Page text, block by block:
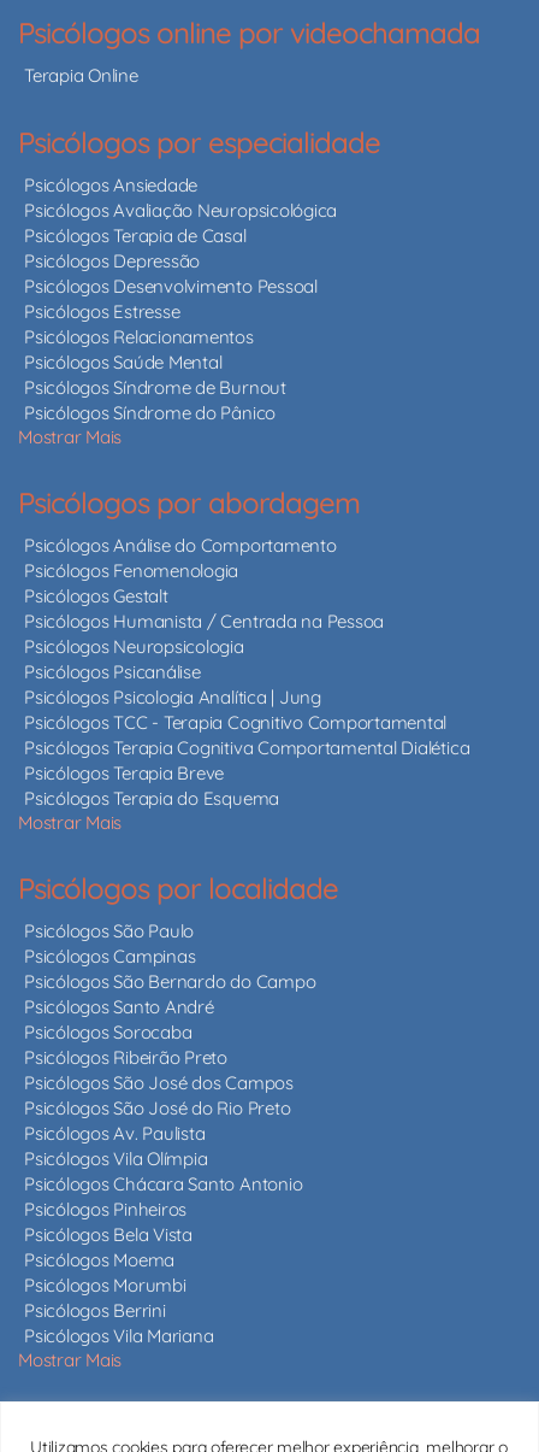
Utilizamos cookies para oferecer melhor experiência, melhorar o
Psicólogos online por videochamada
Terapia Online
Psicólogos por especialidade
Psicólogos Ansiedade
Psicólogos Avaliação Neuropsicológica
Psicólogos Terapia de Casal
Psicólogos Depressão
Psicólogos Desenvolvimento Pessoal
Psicólogos Estresse
Psicólogos Relacionamentos
Psicólogos Saúde Mental
Psicólogos Síndrome de Burnout
Psicólogos Síndrome do Pânico
Mostrar Mais
Psicólogos por abordagem
Psicólogos Análise do Comportamento
Psicólogos Fenomenologia
Psicólogos Gestalt
Psicólogos Humanista / Centrada na Pessoa
Psicólogos Neuropsicologia
Psicólogos Psicanálise
Psicólogos Psicologia Analítica | Jung
Psicólogos TCC - Terapia Cognitivo Comportamental
Psicólogos Terapia Cognitiva Comportamental Dialética
Psicólogos Terapia Breve
Psicólogos Terapia do Esquema
Mostrar Mais
Psicólogos por localidade
Psicólogos São Paulo
Psicólogos Campinas
Psicólogos São Bernardo do Campo
Psicólogos Santo André
Psicólogos Sorocaba
Psicólogos Ribeirão Preto
Psicólogos São José dos Campos
Psicólogos São José do Rio Preto
Psicólogos Av. Paulista
Psicólogos Vila Olímpia
Psicólogos Chácara Santo Antonio
Psicólogos Pinheiros
Psicólogos Bela Vista
Psicólogos Moema
Psicólogos Morumbi
Psicólogos Berrini
Psicólogos Vila Mariana
Mostrar Mais